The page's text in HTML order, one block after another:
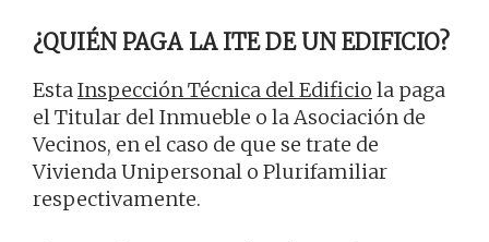
¿QUIÉN PAGA LA ITE DE UN EDIFICIO?
EstaInspección Técnica del Edificio la paga
el Titular del Inmueble o la Asociación de
Vecinos, en el caso de que se trate de
Vivienda Unipersonal o Plurifamiliar
respectivamente.